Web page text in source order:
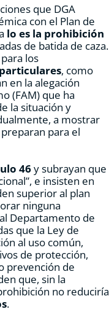
que DGA
con el Plan de
lo es la prohibición
de batida de caza.
los
, como
en la alegación
(FAM) que ha
la situación y
a mostrar
para el
46y subrayan que
e insisten en
superior al plan
ninguna
Departamento de
que la Ley de
al uso común,
de protección,
prevención de
que, sin la
no reduciría
.